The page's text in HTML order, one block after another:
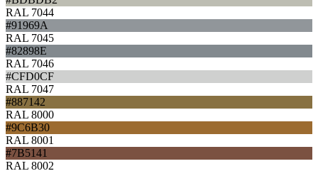
RAL 7044
#91969A
RAL 7045
#82898E
RAL 7046
#CFD0CF
RAL 7047
#887142
RAL 8000
#9C6B30
RAL 8001
#7B5141
RAL 8002